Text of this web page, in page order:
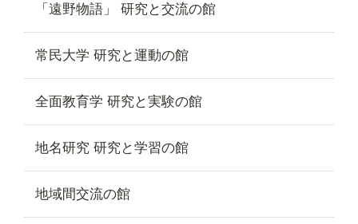
「遠野物語」 研究と交流の館
常民大学 研究と運動の館
全面教育学 研究と実験の館
地名研究 研究と学習の館
地域間交流の館